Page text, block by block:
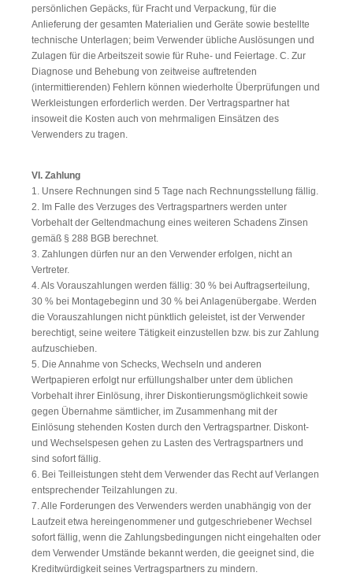
persönlichen Gepäcks, für Fracht und Verpackung, für die
Anlieferung der gesamten Materialien und Geräte sowie bestellte
technische Unterlagen; beim Verwender übliche Auslösungen und
Zulagen für die Arbeitszeit sowie für Ruhe- und Feiertage. C. Zur
Diagnose und Behebung von zeitweise auftretenden
(intermittierenden) Fehlern können wiederholte Überprüfungen und
Werkleistungen erforderlich werden. Der Vertragspartner hat
insoweit die Kosten auch von mehrmaligen Einsätzen des
Verwenders zu tragen.
VI. Zahlung
1. Unsere Rechnungen sind 5 Tage nach Rechnungsstellung fällig.
2. Im Falle des Verzuges des Vertragspartners werden unter
Vorbehalt der Geltendmachung eines weiteren Schadens Zinsen
gemäß § 288 BGB berechnet.
3. Zahlungen dürfen nur an den Verwender erfolgen, nicht an
Vertreter.
4. Als Vorauszahlungen werden fällig: 30 % bei Auftragserteilung,
30 % bei Montagebeginn und 30 % bei Anlagenübergabe. Werden
die Vorauszahlungen nicht pünktlich geleistet, ist der Verwender
berechtigt, seine weitere Tätigkeit einzustellen bzw. bis zur Zahlung
aufzuschieben.
5. Die Annahme von Schecks, Wechseln und anderen
Wertpapieren erfolgt nur erfüllungshalber unter dem üblichen
Vorbehalt ihrer Einlösung, ihrer Diskontierungsmöglichkeit sowie
gegen Übernahme sämtlicher, im Zusammenhang mit der
Einlösung stehenden Kosten durch den Vertragspartner. Diskont-
und Wechselspesen gehen zu Lasten des Vertragspartners und
sind sofort fällig.
6. Bei Teilleistungen steht dem Verwender das Recht auf Verlangen
entsprechender Teilzahlungen zu.
7. Alle Forderungen des Verwenders werden unabhängig von der
Laufzeit etwa hereingenommener und gutgeschriebener Wechsel
sofort fällig, wenn die Zahlungsbedingungen nicht eingehalten oder
dem Verwender Umstände bekannt werden, die geeignet sind, die
Kreditwürdigkeit seines Vertragspartners zu mindern.